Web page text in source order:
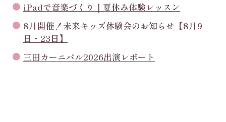
iPadで音楽づくり｜夏休み体験レッスン
8月開催！未来キッズ体験会のお知らせ【8月9
日・23日】
三田カーニバル2026出演レポート